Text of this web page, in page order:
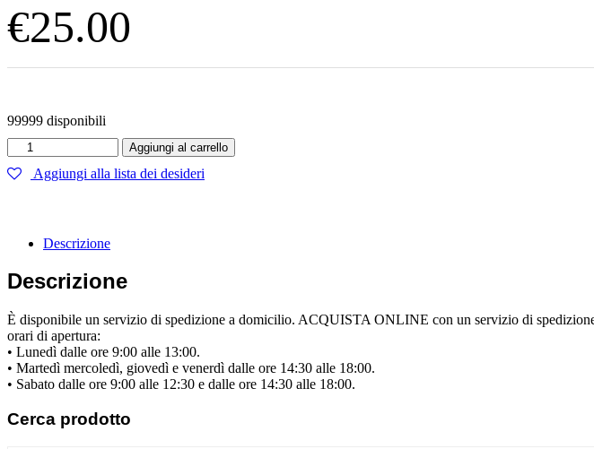
€25.00
99999 disponibili
Traslochi e sgomberi quantitàAggiungi al carrello
Aggiungi alla lista dei desideri
Descrizione
Descrizione
È disponibile un servizio di spedizione a domicilio. ACQUISTA ONLINE con un servizio di
orari di apertura:
• Lunedì dalle ore 9:00 alle 13:00.
• Martedì mercoledì, giovedì e venerdì dalle ore 14:30 alle 18:00.
• Sabato dalle ore 9:00 alle 12:30 e dalle ore 14:30 alle 18:00.
Cerca prodotto